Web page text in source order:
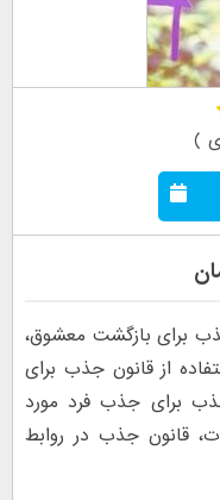
برای بازگشت معشوق،
از قانون جذب برای
برای جذب فرد مورد
قانون جذب در روابط